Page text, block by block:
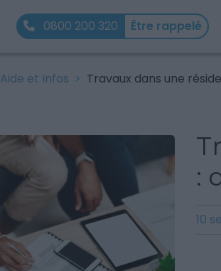
0800 200 320 Être rappelé
Aide et Infos Travaux dans une
:
10